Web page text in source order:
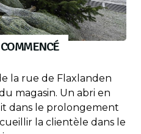
la rue de Flaxlanden
magasin. Un abri en
dans le prolongement
la clientèle dans le